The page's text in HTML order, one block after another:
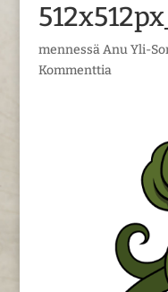
mennessäAnu Yli-
Kommenttia